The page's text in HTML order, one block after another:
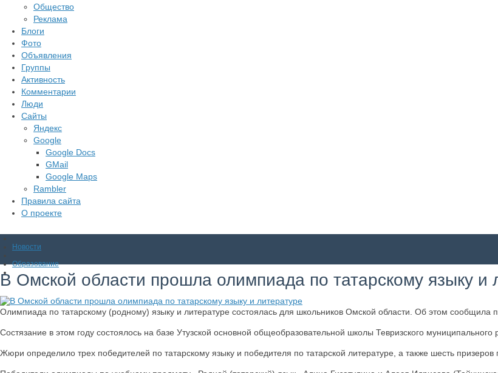
Общество
Реклама
Блоги
Фото
Объявления
Группы
Активность
Комментарии
Люди
Сайты
Яндекс
Google
Google Docs
GMail
Google Maps
Rambler
Правила сайта
О проекте
Новости
Образование
В Омской области прошла олимпиада по татарскому языку и
Олимпиада по татарскому (родному) языку и литературе состоялась для школьников Омской области. Об этом сообщила
Состязание в этом году состоялось на базе Утузской основной общеобразовательной школы Тевризского муниципального
Жюри определило трех победителей по татарскому языку и победителя по татарской литературе, а также шесть призеров